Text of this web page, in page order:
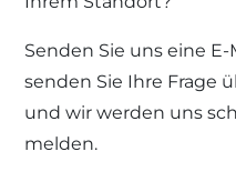
Senden Sie uns eine
senden Sie Ihre Frage
und wir werden uns
melden.